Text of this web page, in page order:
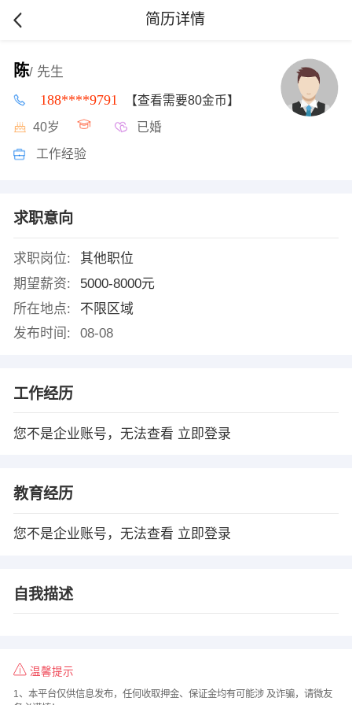
简历详情
陈/ 先生
188****9791 【查看需要80金币】
40岁 已婚
工作经验
求职意向
求职岗位:
其他职位
期望薪资:
5000-8000元
所在地点:
不限区域
发布时间:
08-08
工作经历
您不是企业账号，无法查看 立即登录
教育经历
您不是企业账号，无法查看 立即登录
自我描述
温馨提示
1、本平台仅供信息发布，任何收取押金、保证金均有可能涉 及诈骗，请微友